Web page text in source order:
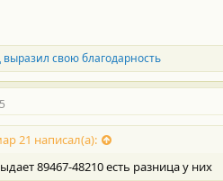
выразил свою благодарность
21 написал(а):
89467-48210 есть разница у них